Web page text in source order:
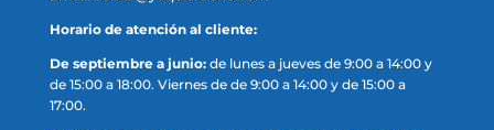
Horario de atención al cliente:
De septiembre a junio: de lunes a jueves de 9:00 a 14:00 y
de 15:00 a 18:00. Viernes de de 9:00 a 14:00 y de 15:00 a
17:00.